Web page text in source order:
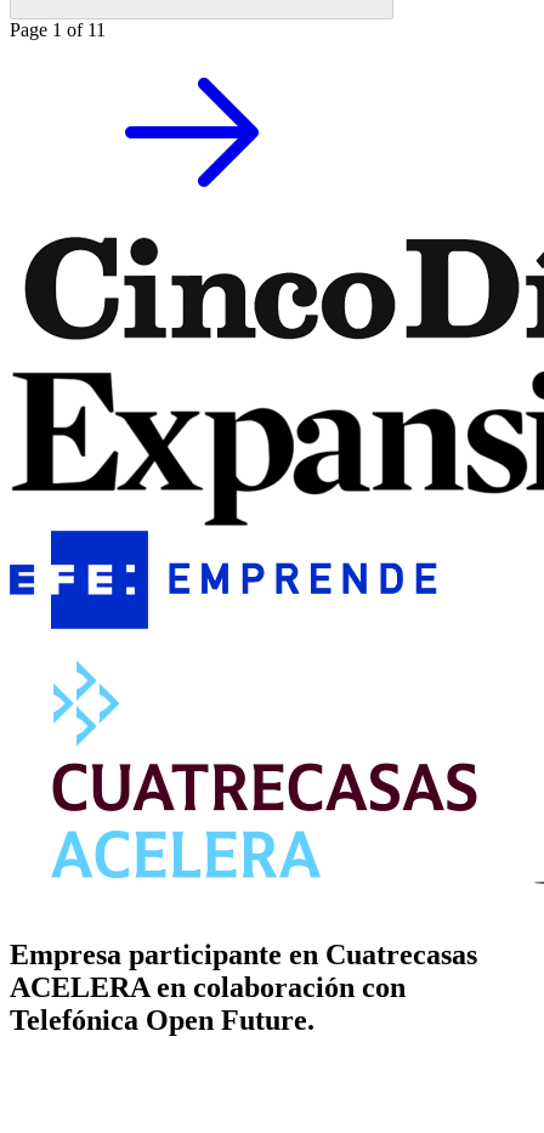
Page 1 of 11
Empresa participante en Cuatrecasas
ACELERA en colaboración con
Telefónica Open Future.